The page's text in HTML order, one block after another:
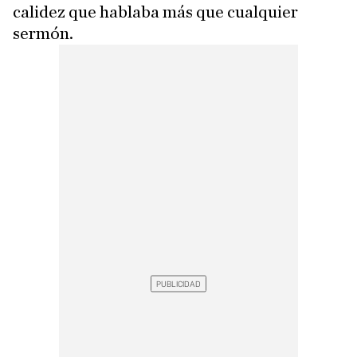
calidez que hablaba más que cualquier
sermón.